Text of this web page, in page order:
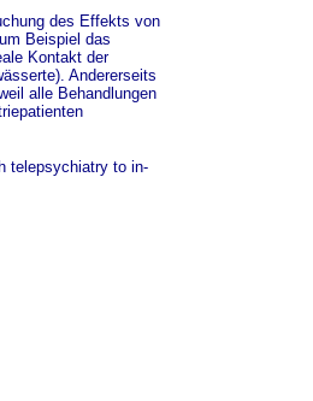
des Effekts von
Beispiel das
Kontakt der
Andererseits
alle Behandlungen
telepsychiatry to in-